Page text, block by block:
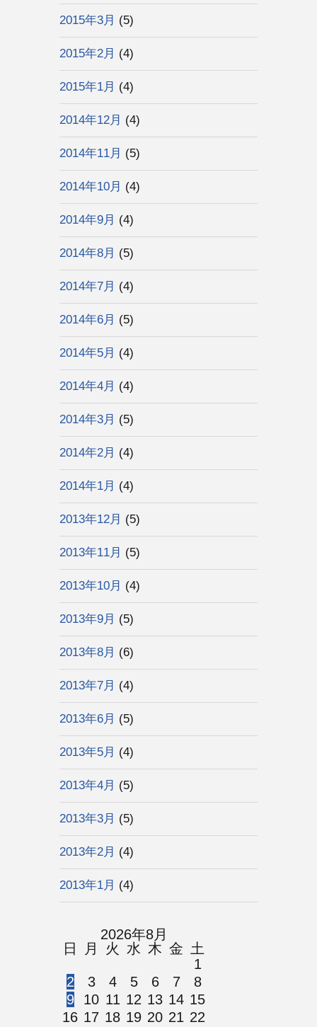
2015年3月 (5)
2015年2月 (4)
2015年1月 (4)
2014年12月 (4)
2014年11月 (5)
2014年10月 (4)
2014年9月 (4)
2014年8月 (5)
2014年7月 (4)
2014年6月 (5)
2014年5月 (4)
2014年4月 (4)
2014年3月 (5)
2014年2月 (4)
2014年1月 (4)
2013年12月 (5)
2013年11月 (5)
2013年10月 (4)
2013年9月 (5)
2013年8月 (6)
2013年7月 (4)
2013年6月 (5)
2013年5月 (4)
2013年4月 (5)
2013年3月 (5)
2013年2月 (4)
2013年1月 (4)
2026年8月
日
月 火 水 木 金 土
1
2
3 4 5 6 7
8
9
10 11 12 13 14 15
16 17 18 19 20 21 22